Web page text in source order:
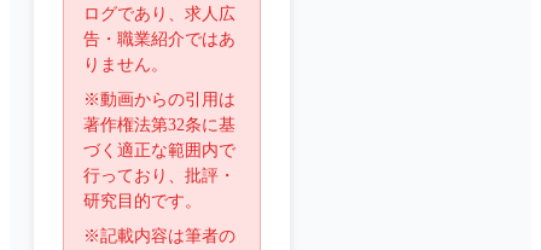
ログであり、求人広
告・職業紹介ではあ
りません。
※動画からの引用は
著作権法第32条に基
づく適正な範囲内で
行っており、批評・
研究目的です。
※記載内容は筆者の